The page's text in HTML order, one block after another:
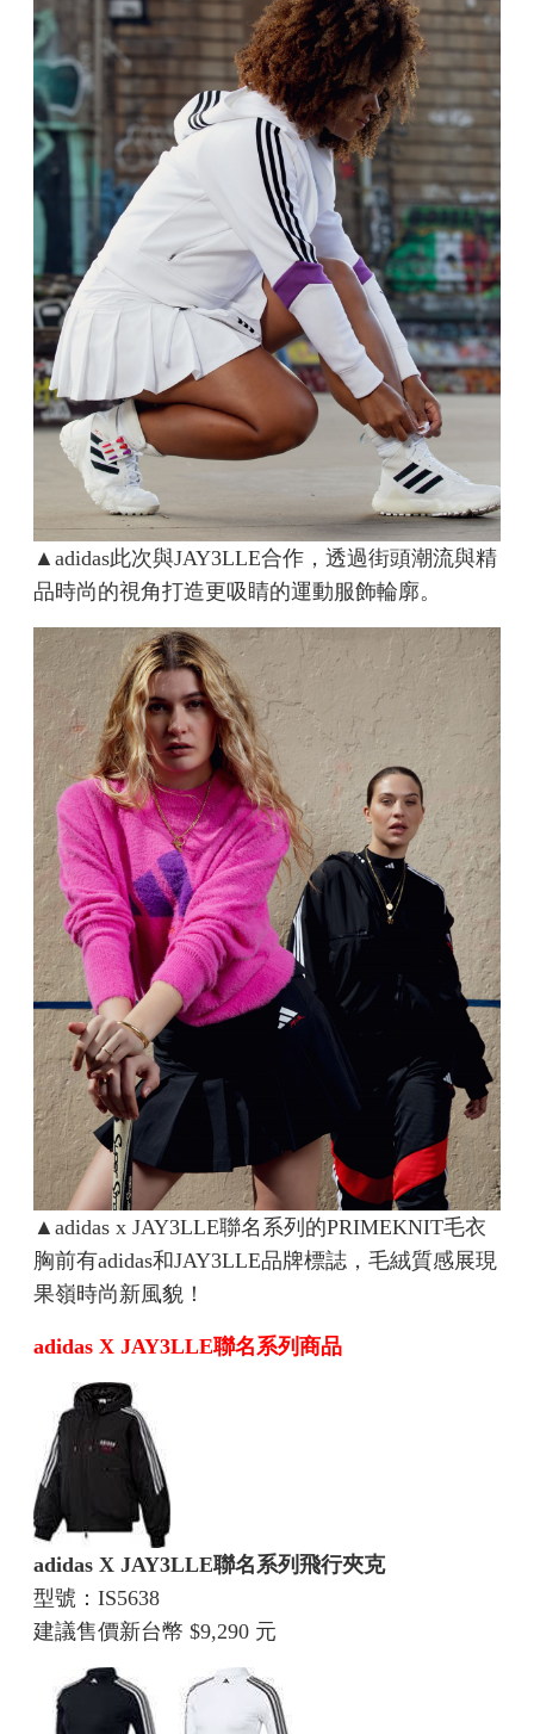
▲adidas此次與JAY3LLE合作，透過街頭潮流與精
品時尚的視角打造更吸睛的運動服飾輪廓。
▲adidas x JAY3LLE聯名系列的PRIMEKNIT毛衣
胸前有adidas和JAY3LLE品牌標誌，毛絨質感展現
果嶺時尚新風貌！
adidas X JAY3LLE聯名系列商品
adidas X JAY3LLE聯名系列飛行夾克
型號：IS5638
建議售價新台幣 $9,290 元